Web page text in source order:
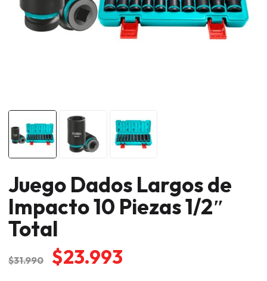
Juego Dados Largos de
Impacto 10 Piezas 1/2″
Total
$31.990
El
$23.993